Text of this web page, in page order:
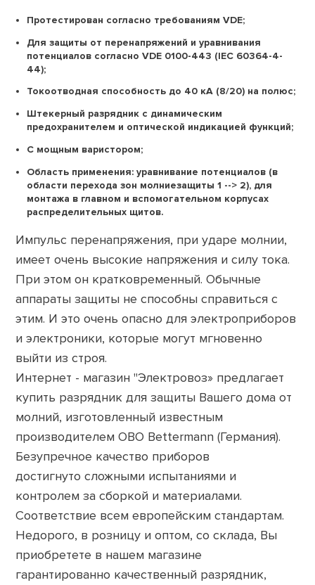
Протестирован согласно требованиям VDE;
Для защиты от перенапряжений и уравнивания
потенциалов согласно VDE 0100-443 (IEC 60364-4-
44);
Токоотводная способность до 40 кА (8/20) на полюс;
Штекерный разрядник с динамическим
предохранителем и оптической индикацией функций;
С мощным варистором;
Область применения: уравнивание потенциалов (в
области перехода зон молниезащиты 1 --> 2), для
монтажа в главном и вспомогательном корпусах
распределительных щитов.
Импульс перенапряжения, при ударе молнии,
имеет очень высокие напряжения и силу тока.
При этом он кратковременный. Обычные
аппараты защиты не способны справиться с
этим. И это очень опасно для электроприборов
и электроники, которые могут мгновенно
выйти из строя.
Интернет - магазин "Электровоз» предлагает
купить разрядник для защиты Вашего дома от
молний, изготовленный известным
производителем OBO Bettermann (Германия).
Безупречное качество приборов
достигнуто сложными испытаниями и
контролем за сборкой и материалами.
Соответствие всем европейским стандартам.
Недорого, в розницу и оптом, со склада, Вы
приобретете в нашем магазине
гарантированно качественный разрядник,